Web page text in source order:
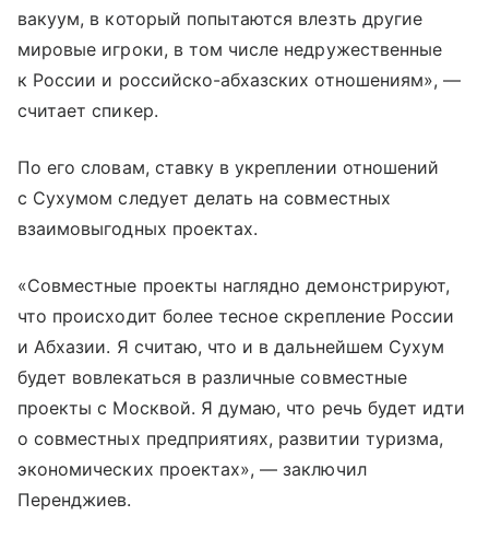
вакуум, в который попытаются влезть другие
мировые игроки, в том числе недружественные
к России и российско-абхазских отношениям», —
считает спикер.
По его словам, ставку в укреплении отношений
с Сухумом следует делать на совместных
взаимовыгодных проектах.
«Совместные проекты наглядно демонстрируют,
что происходит более тесное скрепление России
и Абхазии. Я считаю, что и в дальнейшем Сухум
будет вовлекаться в различные совместные
проекты с Москвой. Я думаю, что речь будет идти
о совместных предприятиях, развитии туризма,
экономических проектах», — заключил
Перенджиев.